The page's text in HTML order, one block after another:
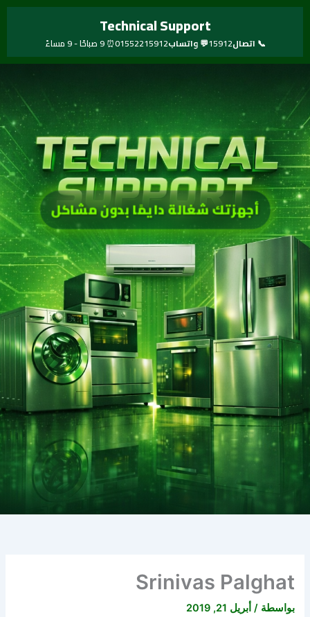
تخطي
Technical Support
📞 اتصال15912💬 واتساب01552215912⏰ 9 صباحًا - 9 مساءً
أجهزتك شغالة دايمًا بدون مشاكل
Srinivas Palghat
بواسطة / أبريل 21, 2019